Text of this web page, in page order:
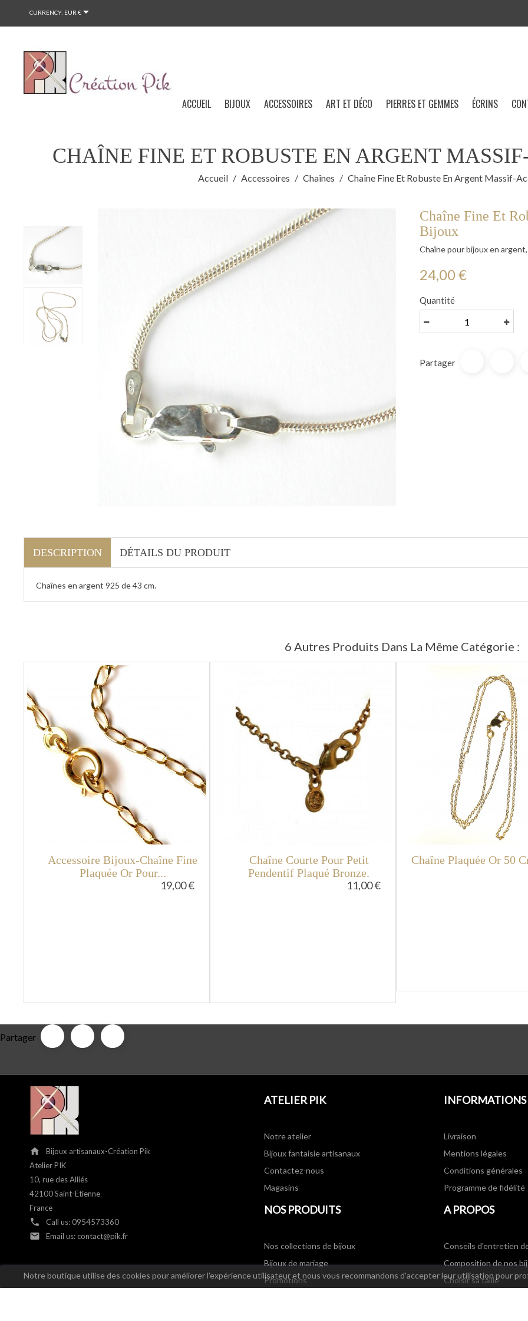
CURRENCY: EUR €
Notre boutique utilise des cookies pour améliorer l'expérience utilisateur et nous vous recommandons d'accepter leur utilisation pour
ACCUEIL BIJOUX ACCESSOIRES ART ET DÉCO PIERRES ET GEMMES ÉCRINS
CHAÎNE FINE ET ROBUSTE EN ARGENT
Accueil Accessoires Chaînes Chaîne Fine Et Robuste En Argent Massif-
Chaîne Fine Et
Bijoux
Chaîne pour bijoux en
24,00 €
Quantité
Partager
DESCRIPTION DÉTAILS DU PRODUIT
Chaînes en argent 925 de 43 cm.
6 Autres Produits Dans La Même Catégorie :
Accessoire Bijoux-Chaîne Fine
Plaquée Or Pour...
19,00 €
Chaîne Courte Pour Petit
Pendentif Plaqué Bronze.
11,00 €
Chaîne Plaquée Or 50
Partager
home
Bijoux artisanaux-Création Pik
Atelier PIK
10, rue des Alliés
42100 Saint-Etienne
France
phone Call us:0954573360
email Email us: contact@pik.fr
ATELIER PIK
Notre atelier
Bijoux fantaisie artisanaux
Contactez-nous
Magasins
INFORMATIONS
Livraison
Mentions légales
Conditions générales
Programme de fidélité
NOS PRODUITS
Nos collections de bijoux
Bijoux de mariage
Promotions
A PROPOS
Conseils d'entretien
Composition de nos
Choisir sa taille